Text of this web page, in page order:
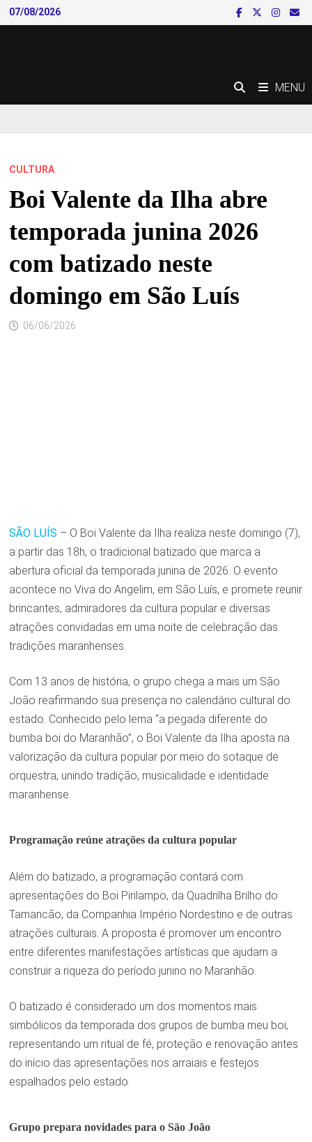
Skip
to
07/08/2026
MENU
CULTURA
Boi Valente da Ilha abre
temporada junina 2026
com batizado neste
domingo em São Luís
06/06/2026
SÃO LUÍS – O Boi Valente da Ilha realiza neste domingo (7),
a partir das 18h, o tradicional batizado que marca a
abertura oficial da temporada junina de 2026. O evento
acontece no Viva do Angelim, em São Luís, e promete reunir
brincantes, admiradores da cultura popular e diversas
atrações convidadas em uma noite de celebração das
tradições maranhenses.
Com 13 anos de história, o grupo chega a mais um São
João reafirmando sua presença no calendário cultural do
estado. Conhecido pelo lema “a pegada diferente do
bumba boi do Maranhão”, o Boi Valente da Ilha aposta na
valorização da cultura popular por meio do sotaque de
orquestra, unindo tradição, musicalidade e identidade
maranhense.
Programação reúne atrações da cultura popular
Além do batizado, a programação contará com
apresentações do Boi Pirilampo, da Quadrilha Brilho do
Tamancão, da Companhia Império Nordestino e de outras
atrações culturais. A proposta é promover um encontro
entre diferentes manifestações artísticas que ajudam a
construir a riqueza do período junino no Maranhão.
O batizado é considerado um dos momentos mais
simbólicos da temporada dos grupos de bumba meu boi,
representando um ritual de fé, proteção e renovação antes
do início das apresentações nos arraiais e festejos
espalhados pelo estado.
Grupo prepara novidades para o São João